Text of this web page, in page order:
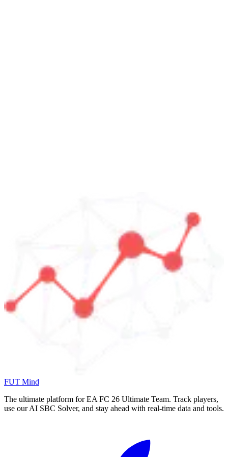
FUT Mind
The ultimate platform for EA FC 26 Ultimate Team. Track players,
use our AI SBC Solver, and stay ahead with real-time data and tools.